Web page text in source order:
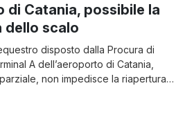
di Catania, possibile la
dello scalo
disposto dalla Procura di
A dell’aeroporto di Catania,
non impedisce la riapertura
ha dichiarato il procuratore Carmelo